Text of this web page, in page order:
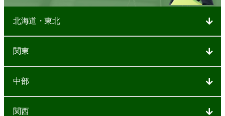
北海道・東北
関東
中部
関西